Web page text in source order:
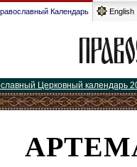
Календарь English
Церковный календарь